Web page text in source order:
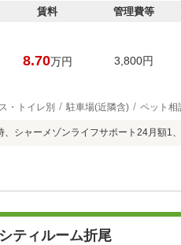
賃料 管理費等
8.70万円 3,800円
・トイレ別 駐車場(近隣含) ペット相
、シャーメゾンライフサポート24月額1
シティルーム折尾